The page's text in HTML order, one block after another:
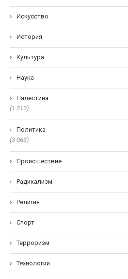
Искусство
История
Культура
Наука
Палестина
(1 212)
Политика
(3 063)
Происшествие
Радикализм
Религия
Спорт
Терроризм
Технологии